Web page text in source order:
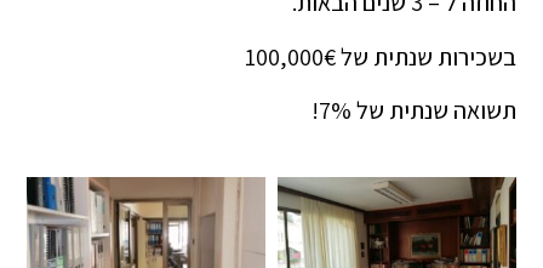
בשכירות שנתית של 100,000€
תשואה שנתית של 7%!